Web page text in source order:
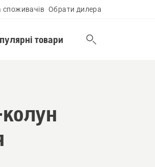
споживачів Обрати дилера
товари